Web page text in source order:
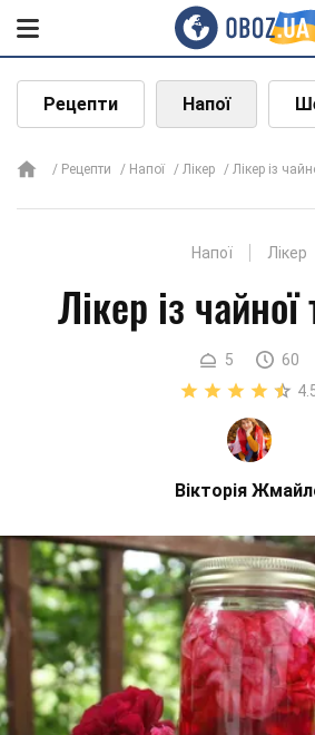
Рецепти Напої
Рецепти Напої Лікер Лікер із
Напої Лікер
Лікер із
5
60
Вікторія